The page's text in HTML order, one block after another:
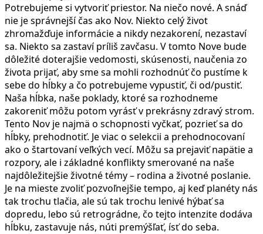
Potrebujeme si vytvoriť priestor. Na niečo nové. A snáď
nie je správnejší čas ako Nov. Niekto celý život
zhromažďuje informácie a nikdy nezakorení, nezastaví
sa. Niekto sa zastaví príliš zavčasu. V tomto Nove bude
dôležité doterajšie vedomosti, skúsenosti, naučenia zo
života prijať, aby sme sa mohli rozhodnúť čo pustíme k
sebe do hĺbky a čo potrebujeme vypustiť, či od/pustiť.
Naša hĺbka, naše poklady, ktoré sa rozhodneme
zakoreniť môžu potom vyrásť v prekrásny zdravý strom.
Tento Nov je najmä o schopnosti vyčkať, pozrieť sa do
hĺbky, prehodnotiť. Je viac o selekcii a prehodnocovaní
ako o štartovaní veľkých vecí. Môžu sa prejaviť napätie a
rozpory, ale i základné konflikty smerované na naše
najdôležitejšie životné témy – rodina a životné poslanie.
Je na mieste zvoliť pozvoľnejšie tempo, aj keď planéty nás
tak trochu tlačia, ale sú tak trochu lenivé hýbať sa
dopredu, lebo sú retrográdne, čo tejto intenzite dodáva
hĺbku, zastavuje nás, núti premýšľať, ísť do seba.